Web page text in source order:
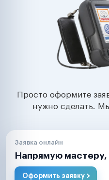
Просто оформите
нужно сделать.
Заявка онлайн
Напрямую мастеру,
Оформить заявку